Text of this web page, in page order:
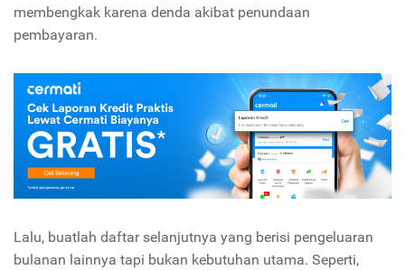
membengkak karena denda akibat penundaan
pembayaran.
Lalu, buatlah daftar selanjutnya yang berisi pengeluaran
bulanan lainnya tapi bukan kebutuhan utama. Seperti,